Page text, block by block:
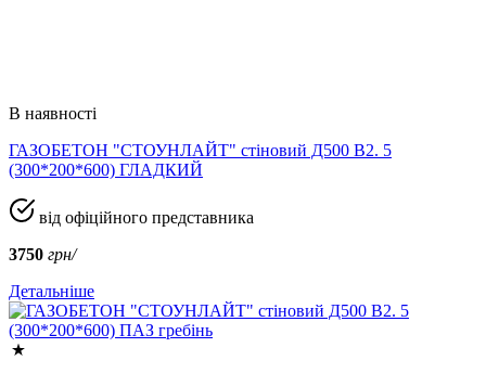
В наявності
ГАЗОБЕТОН "СТОУНЛАЙТ" стіновий Д500 В2. 5
(300*200*600) ГЛАДКИЙ
від офіційного представника
3750 грн/
Детальніше